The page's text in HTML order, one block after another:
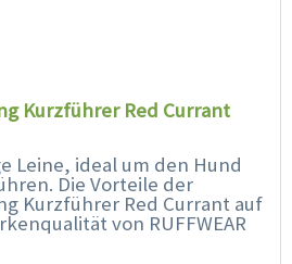
Kurzführer Red Currant
Leine, ideal um den Hund
Die Vorteile der
Kurzführer Red Currant auf
von RUFFWEAR